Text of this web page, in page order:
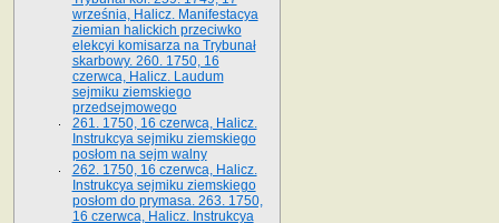
września, Halicz. Manifestacya
ziemian halickich przeciwko
elekcyi komisarza na Trybunał
skarbowy. 260. 1750, 16
czerwca, Halicz. Laudum
sejmiku ziemskiego
przedsejmowego
261. 1750, 16 czerwca, Halicz.
Instrukcya sejmiku ziemskiego
posłom na sejm walny
262. 1750, 16 czerwca, Halicz.
Instrukcya sejmiku ziemskiego
posłom do prymasa. 263. 1750,
16 czerwca, Halicz. Instrukcya